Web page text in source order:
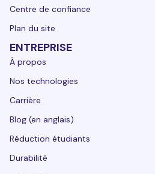
Centre de confiance
Plan du site
ENTREPRISE
À propos
Nos technologies
Carrière
Blog (en anglais)
Réduction étudiants
Durabilité